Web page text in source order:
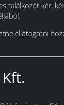
találkozót kér,
ellátogatni